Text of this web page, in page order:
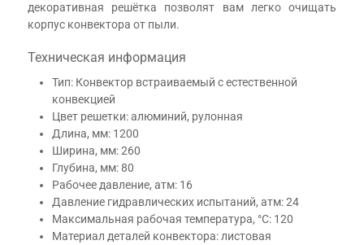
декоративная решётка позволят вам легко очищать
корпус конвектора от пыли.
Техническая информация
Тип: Конвектор встраиваемый с естественной
конвекцией
Цвет решетки: алюминий, рулонная
Длина, мм: 1200
Ширина, мм: 260
Глубина, мм: 80
Рабочее давление, атм: 16
Давление гидравлических испытаний, атм: 24
Максимальная рабочая температура, °С: 120
Материал деталей конвектора: листовая